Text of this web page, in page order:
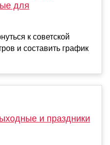
для
к советской
и составить график
и праздники